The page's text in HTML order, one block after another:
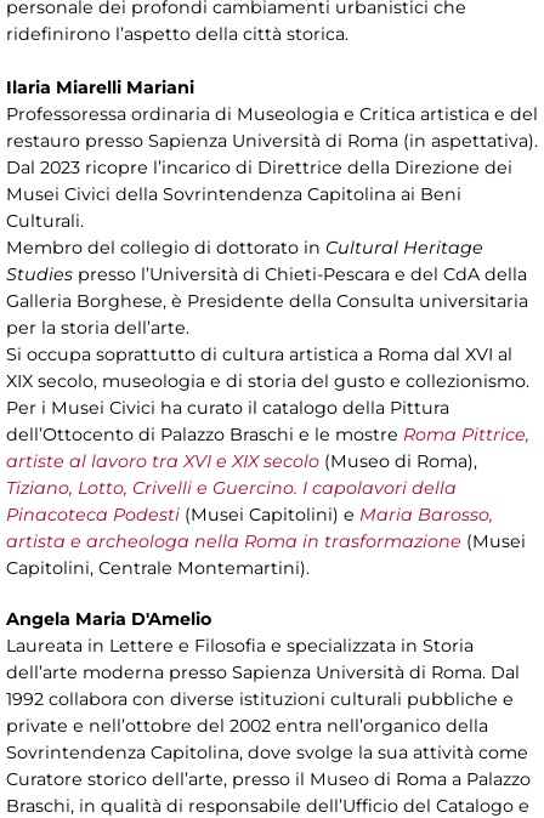
personale dei profondi cambiamenti urbanistici che
ridefinirono l’aspetto della città storica.
Ilaria Miarelli Mariani
Professoressa ordinaria di Museologia e Critica artistica e del
restauro presso Sapienza Università di Roma (in aspettativa).
Dal 2023 ricopre l’incarico di Direttrice della Direzione dei
Musei Civici della Sovrintendenza Capitolina ai Beni
Culturali.
Membro del collegio di dottorato in Cultural Heritage
Studies presso l’Università di Chieti-Pescara e del CdA della
Galleria Borghese, è Presidente della Consulta universitaria
per la storia dell’arte.
Si occupa soprattutto di cultura artistica a Roma dal XVI al
XIX secolo, museologia e di storia del gusto e collezionismo.
Per i Musei Civici ha curato il catalogo della Pittura
dell’Ottocento di Palazzo Braschi e le mostre Roma Pittrice,
artiste al lavoro tra XVI e XIX secolo (Museo di Roma),
Tiziano, Lotto, Crivelli e Guercino. I capolavori della
Pinacoteca Podesti (Musei Capitolini) e Maria Barosso,
artista e archeologa nella Roma in trasformazione (Musei
Capitolini, Centrale Montemartini).
Angela Maria D'Amelio
Laureata in Lettere e Filosofia e specializzata in Storia
dell’arte moderna presso Sapienza Università di Roma. Dal
1992 collabora con diverse istituzioni culturali pubbliche e
private e nell’ottobre del 2002 entra nell’organico della
Sovrintendenza Capitolina, dove svolge la sua attività come
Curatore storico dell’arte, presso il Museo di Roma a Palazzo
Braschi, in qualità di responsabile dell’Ufficio del Catalogo e